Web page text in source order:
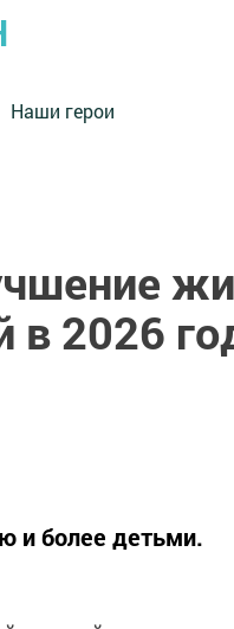
Наши герои
в 2026
и более детьми.